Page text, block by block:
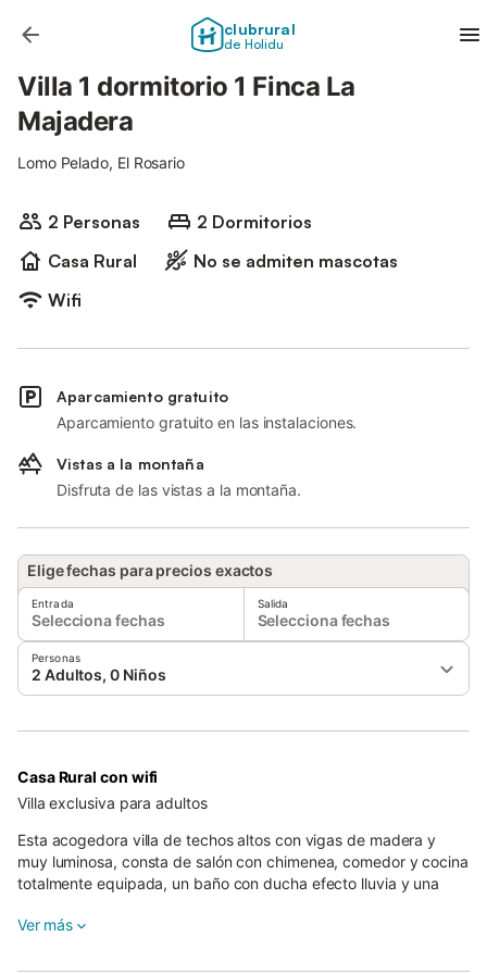
clubrural
de Holidu
Villa 1 dormitorio 1 Finca La
Majadera
Lomo Pelado, El Rosario
2 Personas
2 Dormitorios
Casa Rural
No se admiten mascotas
Wifi
Aparcamiento gratuito
Aparcamiento gratuito en las instalaciones.
Vistas a la montaña
Disfruta de las vistas a la montaña.
Elige fechas para precios exactos
Entrada
Selecciona fechas
Salida
Selecciona fechas
Personas
2 Adultos, 0 Niños
Casa Rural con wifi
Villa exclusiva para adultos
Esta acogedora villa de techos altos con vigas de madera y
muy luminosa, consta de salón con chimenea, comedor y cocina
totalmente equipada, un baño con ducha efecto lluvia y una
Ver más